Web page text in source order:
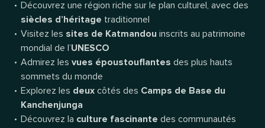
Découvrez une région riche sur le plan culturel, avec des
siècles d’héritage traditionnel
Visitez les sites de Katmandou inscrits au patrimoine
mondial de l’UNESCO
Admirez les vues époustouflantes des plus hauts
sommets du monde
Explorez les deux côtés des Camps de Base du
Kanchenjunga
Découvrez la culture fascinante des communautés